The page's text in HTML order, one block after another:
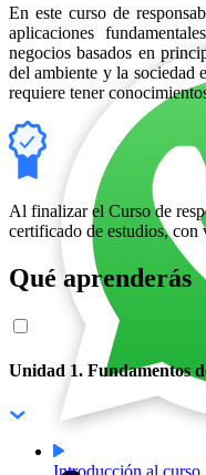
En este curso de
aplicaciones
negocios basados en
del ambiente y la sociedad
requiere tener
Al finalizar el Curso de
certificado de estudios, con
Qué aprenderás
Unidad 1. Fundamentos